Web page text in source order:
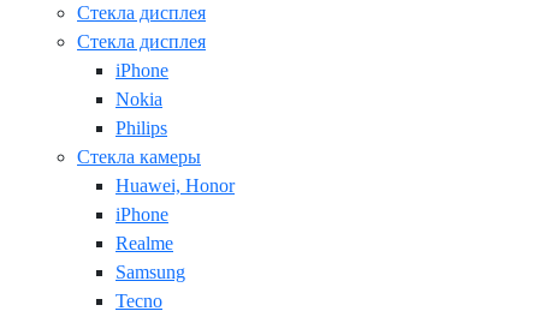
Стекла дисплея
Стекла дисплея
iPhone
Nokia
Philips
Стекла камеры
Huawei, Honor
iPhone
Realme
Samsung
Tecno